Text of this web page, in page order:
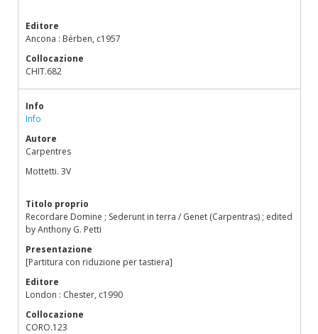
Editore
Ancona : Bérben, c1957
Collocazione
CHIT.682
Info
Info
Autore
Carpentres
Mottetti. 3V
Titolo proprio
Recordare Domine ; Sederunt in terra / Genet (Carpentras) ; edited
by Anthony G. Petti
Presentazione
[Partitura con riduzione per tastiera]
Editore
London : Chester, c1990
Collocazione
CORO.123